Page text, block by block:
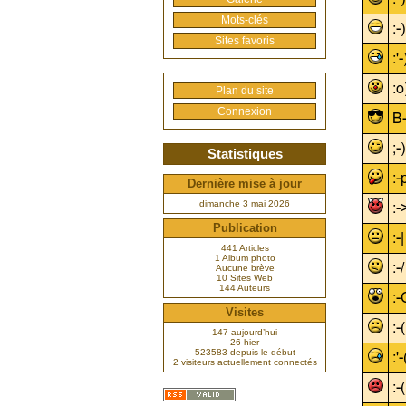
Mots-clés
Sites favoris
Plan du site
Connexion
Statistiques
Dernière mise à jour
dimanche 3 mai 2026
Publication
441 Articles
1 Album photo
Aucune brève
10 Sites Web
144 Auteurs
Visites
147 aujourd’hui
26 hier
523583 depuis le début
2 visiteurs actuellement connectés